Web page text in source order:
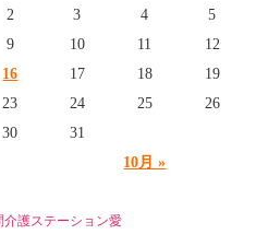
10月 »
2 3 4
5
9 10 11
12
16 17 18
19
23 24 25
26
30 31
介護ステーション愛